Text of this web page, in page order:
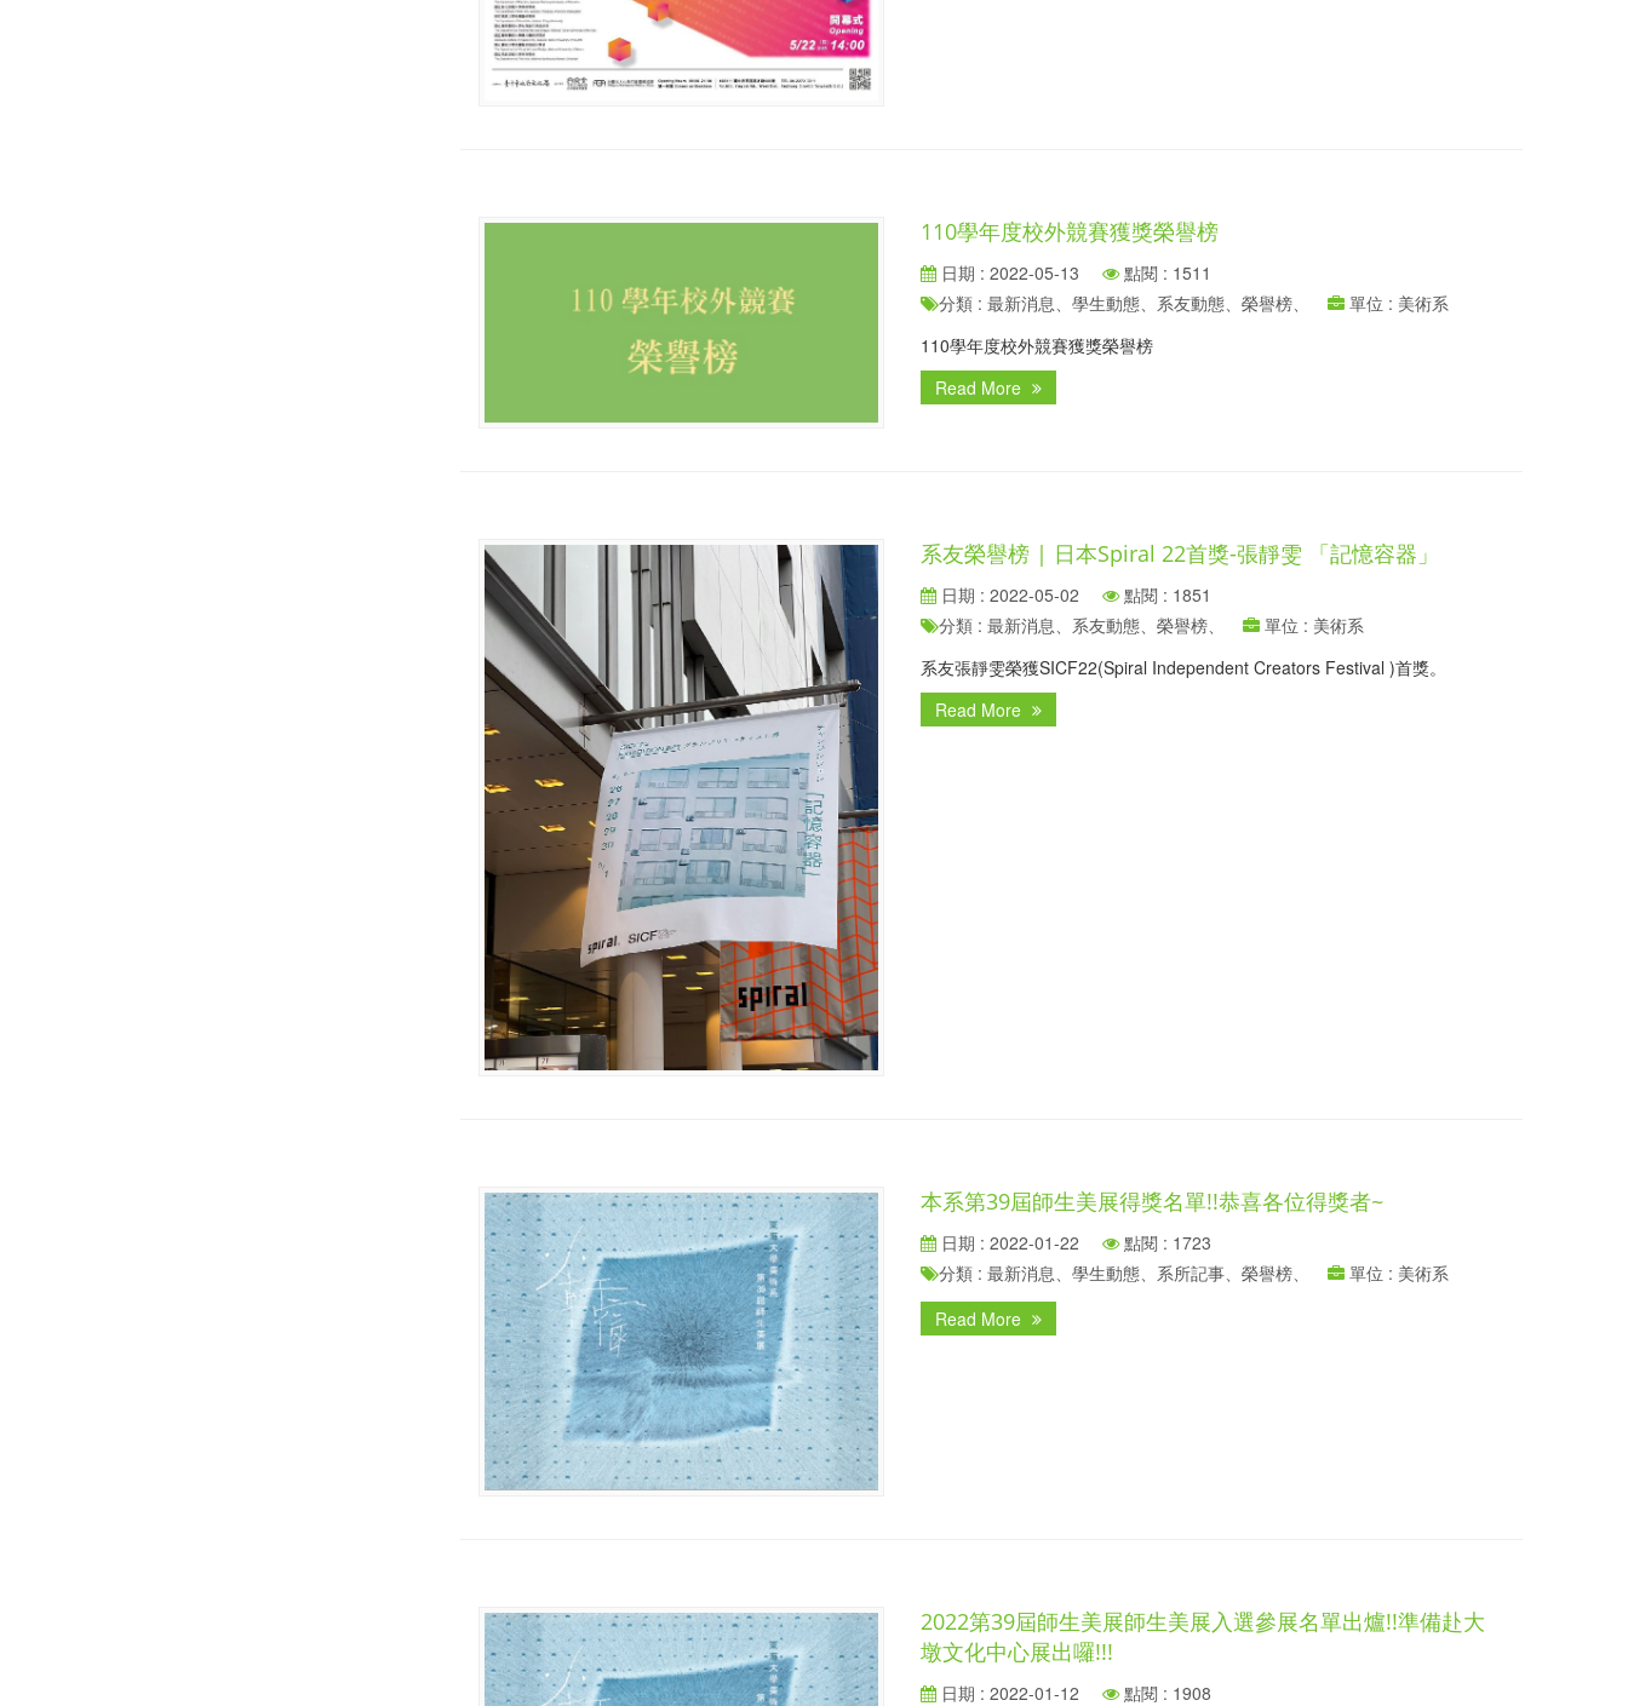
110學年度校外競賽獲獎榮譽榜
日期 : 2022-05-13
點閱 : 1511
分類 : 最新消息、學生動態、系友動態、榮譽榜、
單位 : 美術系
110學年度校外競賽獲獎榮譽榜
Read More
系友榮譽榜 | 日本Spiral 22首獎-張靜雯 「記憶容器」
日期 : 2022-05-02
點閱 : 1851
分類 : 最新消息、系友動態、榮譽榜、
單位 : 美術系
系友張靜雯榮獲SICF22(Spiral Independent Creators Festival )首獎。
Read More
本系第39屆師生美展得獎名單!!恭喜各位得獎者~
日期 : 2022-01-22
點閱 : 1723
分類 : 最新消息、學生動態、系所記事、榮譽榜、
單位 : 美術系
Read More
2022第39屆師生美展師生美展入選參展名單出爐!!準備赴大
墩文化中心展出囉!!!
日期 : 2022-01-12
點閱 : 1908